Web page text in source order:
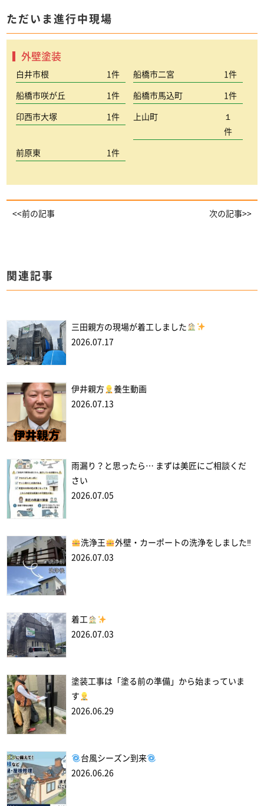
ただいま進行中現場
外壁塗装
白井市根 1件 船橋市二宮 1件
船橋市咲が丘 1件 船橋市馬込町 1件
印西市大塚 1件 上山町
１
件
前原東 1件
<<前の記事 次の記事>>
関連記事
三田親方の現場が着工しました
2026.07.17
伊井親方
養生動画
2026.07.13
雨漏り？と思ったら… まずは美匠にご相談くだ
さい
2026.07.05
洗浄王
外壁・カーポートの洗浄をしました‼
2026.07.03
着工
2026.07.03
塗装工事は「塗る前の準備」から始まっていま
す
2026.06.29
台風シーズン到来
2026.06.26